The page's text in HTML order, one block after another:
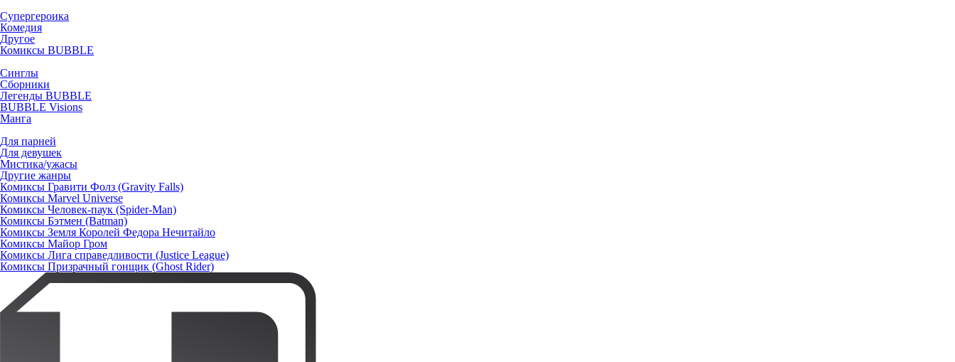
Супергероика
Комедия
Другое
Комиксы BUBBLE
Синглы
Сборники
Легенды BUBBLE
BUBBLE Visions
Манга
Для парней
Для девушек
Мистика/ужасы
Другие жанры
Комиксы Гравити Фолз (Gravity Falls)
Комиксы Marvel Universe
Комиксы Человек-паук (Spider-Man)
Комиксы Бэтмен (Batman)
Комиксы Земля Королей Федора Нечитайло
Комиксы Майор Гром
Комиксы Лига справедливости (Justice League)
Комиксы Призрачный гонщик (Ghost Rider)